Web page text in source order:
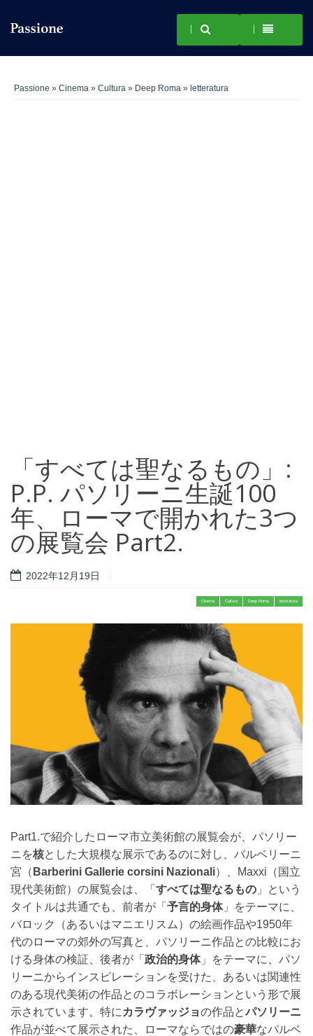
Passione » Cinema » Cultura » Deep Roma » letteratura
「すべては聖なるもの」:
P.P. パソリーニ生誕100
年、ローマで開かれた3つ
の展覧会 Part2.
2022年12月19日
Cinema Cultura Deep Roma letteratura
Part1.で紹介したローマ市立美術館の展覧会が、パソリー
ニを核とした大規模な展示であるのに対し、バルベリーニ
宮（ Barberini Gallerie corsini Nazionali）、Maxxi（国立
現代美術館）の展覧会は、「 すべては聖なるもの 」という
タイトルは共通でも、前者が「 予言的身体」をテーマに、
バロック（あるいはマニエリスム）の絵画作品や1950年
代のローマの郊外の写真と、パソリーニ作品との比較にお
ける身体の検証、後者が「 政治的身体」をテーマに、パソ
リーニからインスピレーションを受けた、あるいは関連性
のある現代美術の作品とのコラボレーションという形で展
示されています。特に カラヴァッジョの作品とパソリーニ
作品が並べて展示された、ローマならではの豪華なパルベ